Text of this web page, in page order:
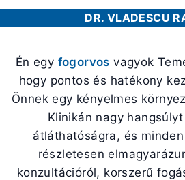
DR. VLADESCU
Én egy fogorvos vagyok
hogy pontos és hatékony
Önnek egy kényelmes
Klinikán nagy
átláthatóságra, és
részletesen
konzultációról, korszerű